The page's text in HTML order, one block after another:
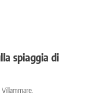
spiaggia di